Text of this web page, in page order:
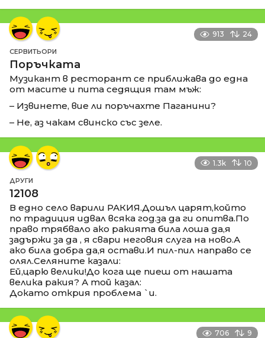
913 24
СЕРВИТЬОРИ
Поръчката
Музикант в ресторант се приближава до една
от масите и пита седящия там мъж:
– Извинете, вие ли поръчахте Паганини?
– Не, аз чакам свинско със зеле.
1.3k 10
ДРУГИ
12108
В едно село варили РАКИЯ.Дошъл царят,който
по традиция идвал всяка год.за да ги опитва.По
право трябвало ако ракията била лоша да,я
задържи за да , я свари неговия слуга на ново.А
ако била добра да,я остави.И пил-пил направо се
олял.Селяните казали:
Ей,царю велики!До кога ще пиеш от нашата
велика ракия? А той казал:
Докато открия проблема `и.
706 9